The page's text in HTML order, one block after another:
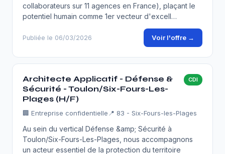
collaborateurs sur 11 agences en France), plaçant le
potentiel humain comme 1er vecteur d'excell…
Publiée le 06/03/2026 Voir l'offre →
Architecte Applicatif - Défense &
Sécurité - Toulon/Six-Fours-Les-
Plages (H/F)
CDI
🏢 Entreprise confidentielle 📍 83 - Six-Fours-les-Plages
Au sein du vertical Défense &amp; Sécurité à
Toulon/Six-Fours-Les-Plages, nous accompagnons
un acteur essentiel de la protection du territoire